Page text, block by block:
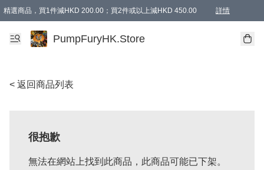
精選商品，買1件減HKD 200.00；買2件或以上減HKD 450.00 詳情
AAPE商品,會員專享9折或以上（按會員等級）AAPE products, members can
精選商品，任選買2件或以上減HKD 100.00
購物滿 HKD 800.00即享免運費優惠！（適用於 特定的送貨方式 )
PumpFuryHK.Store
< 返回商品列表
很抱歉
無法在網站上找到此商品，此商品可能已下架。